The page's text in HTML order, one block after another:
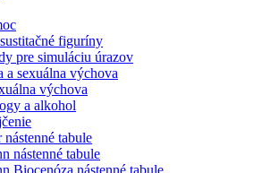
figuríny
pre simuláciu úrazov
a sexuálna výchova
výchova
a alkohol
nástenné tabule
nástenné tabule